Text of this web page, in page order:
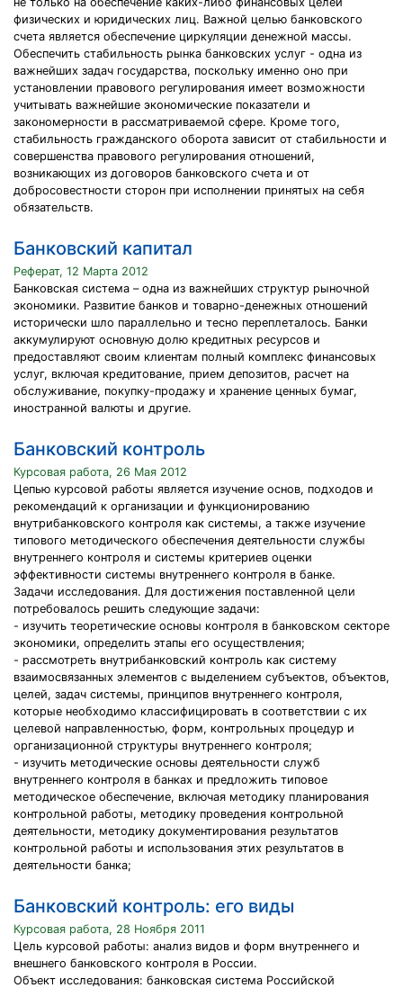
физических и юридических лиц. Важной целью банковского
счета является обеспечение циркуляции денежной массы.
Обеспечить стабильность рынка банковских услуг - одна из
важнейших задач государства, поскольку именно оно при
установлении правового регулирования имеет возможности
учитывать важнейшие экономические показатели и
закономерности в рассматриваемой сфере. Кроме того,
стабильность гражданского оборота зависит от стабильности и
совершенства правового регулирования отношений,
возникающих из договоров банковского счета и от
добросовестности сторон при исполнении принятых на себя
обязательств.
Банковский капитал
Реферат, 12 Марта 2012
Банковская система – одна из важнейших структур рыночной
экономики. Развитие банков и товарно-денежных отношений
исторически шло параллельно и тесно переплеталось. Банки
аккумулируют основную долю кредитных ресурсов и
предоставляют своим клиентам полный комплекс финансовых
услуг, включая кредитование, прием депозитов, расчет на
обслуживание, покупку-продажу и хранение ценных бумаг,
иностранной валюты и другие.
Банковский контроль
Курсовая работа, 26 Мая 2012
Цепью курсовой работы является изучение основ, подходов и
рекомендаций к организации и функционированию
внутрибанковского контроля как системы, а также изучение
типового методического обеспечения деятельности службы
внутреннего контроля и системы критериев оценки
эффективности системы внутреннего контроля в банке.
Задачи исследования. Для достижения поставленной цели
потребовалось решить следующие задачи:
- изучить теоретические основы контроля в банковском секторе
экономики, определить этапы его осуществления;
- рассмотреть внутрибанковский контроль как систему
взаимосвязанных элементов с выделением субъектов, объектов,
целей, задач системы, принципов внутреннего контроля,
которые необходимо классифицировать в соответствии с их
целевой направленностью, форм, контрольных процедур и
организационной структуры внутреннего контроля;
- изучить методические основы деятельности служб
внутреннего контроля в банках и предложить типовое
методическое обеспечение, включая методику планирования
контрольной работы, методику проведения контрольной
деятельности, методику документирования результатов
контрольной работы и использования этих результатов в
деятельности банка;
Банковский контроль: его виды
Курсовая работа, 28 Ноября 2011
Цель курсовой работы: анализ видов и форм внутреннего и
внешнего банковского контроля в России.
Объект исследования: банковская система Российской